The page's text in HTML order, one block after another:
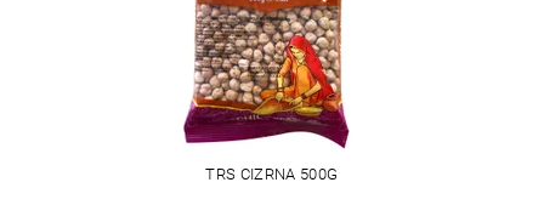
TRS CIZRNA 500G